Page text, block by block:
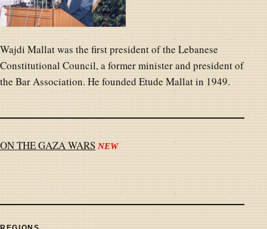
Wajdi Mallat was the first president of the Lebanese
Constitutional Council, a former minister and president of
the Bar Association. He founded Etude Mallat in 1949.
ON THE GAZA WARS NEW